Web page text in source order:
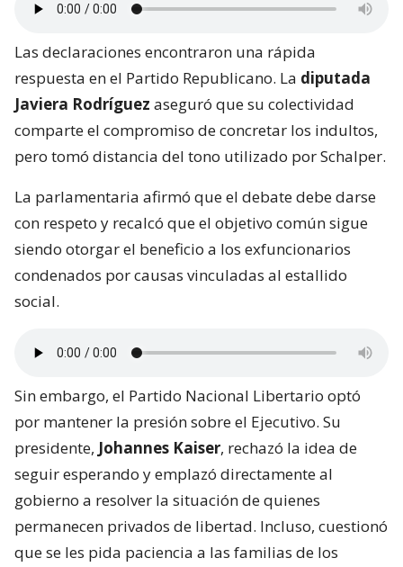
Las declaraciones encontraron una rápida
respuesta en el Partido Republicano. La diputada
Javiera Rodríguez aseguró que su colectividad
comparte el compromiso de concretar los indultos,
pero tomó distancia del tono utilizado por Schalper.
La parlamentaria afirmó que el debate debe darse
con respeto y recalcó que el objetivo común sigue
siendo otorgar el beneficio a los exfuncionarios
condenados por causas vinculadas al estallido
social.
Sin embargo, el Partido Nacional Libertario optó
por mantener la presión sobre el Ejecutivo. Su
presidente, Johannes Kaiser, rechazó la idea de
seguir esperando y emplazó directamente al
gobierno a resolver la situación de quienes
permanecen privados de libertad. Incluso, cuestionó
que se les pida paciencia a las familias de los